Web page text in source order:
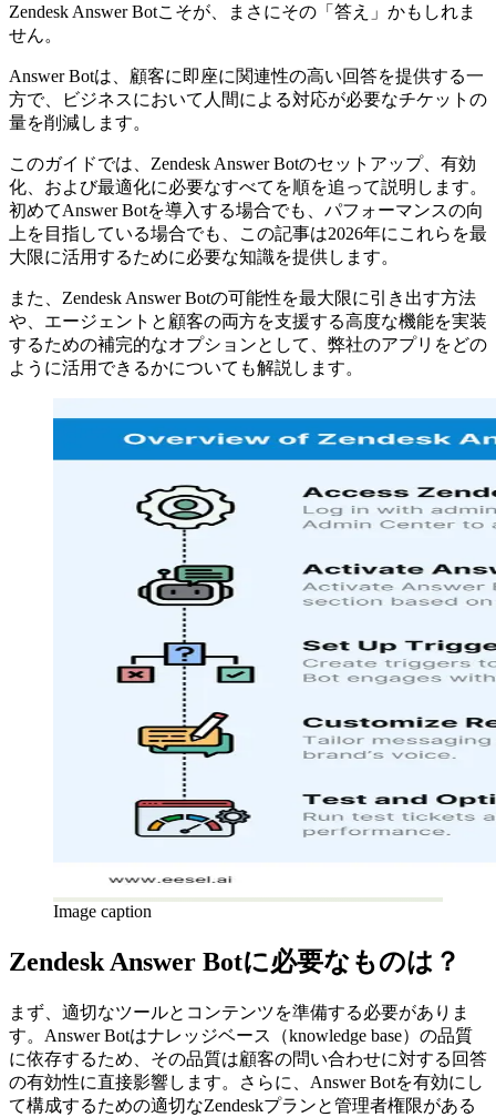
Zendesk Answer Botこそが、まさにその「答え」かもしれま
せん。
Answer Botは、顧客に即座に関連性の高い回答を提供する一
方で、ビジネスにおいて人間による対応が必要なチケットの
量を削減します。
このガイドでは、Zendesk Answer Botのセットアップ、有効
化、および最適化に必要なすべてを順を追って説明します。
初めてAnswer Botを導入する場合でも、パフォーマンスの向
上を目指している場合でも、この記事は2026年にこれらを最
大限に活用するために必要な知識を提供します。
また、Zendesk Answer Botの可能性を最大限に引き出す方法
や、エージェントと顧客の両方を支援する高度な機能を実装
するための補完的なオプションとして、弊社のアプリをどの
ように活用できるかについても解説します。
Image caption
Zendesk Answer Botに必要なものは？
まず、適切なツールとコンテンツを準備する必要がありま
す。Answer Botはナレッジベース（knowledge base）の品質
に依存するため、その品質は顧客の問い合わせに対する回答
の有効性に直接影響します。さらに、Answer Botを有効にし
て構成するための適切なZendeskプランと管理者権限がある